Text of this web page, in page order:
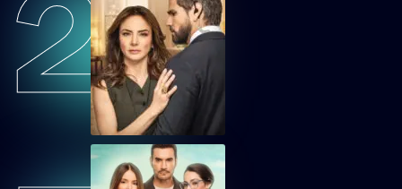
CDOEP72
Corazón de Oro Capítulo 72
CDOEP73
Corazón de Oro Capítulo 73
CDOEP74
Corazón de Oro Capítulo 74
2